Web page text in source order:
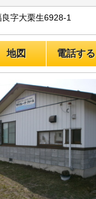
字大栗生6928-1
地図 電話する